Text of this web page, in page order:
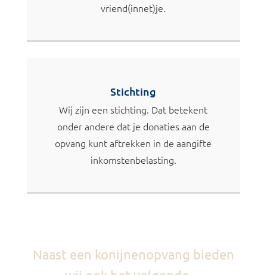
vriend(innet)je.
Stichting
Wij zijn een stichting. Dat betekent
onder andere dat je donaties aan de
opvang kunt aftrekken in de aangifte
inkomstenbelasting.
Naast een konijnenopvang bieden